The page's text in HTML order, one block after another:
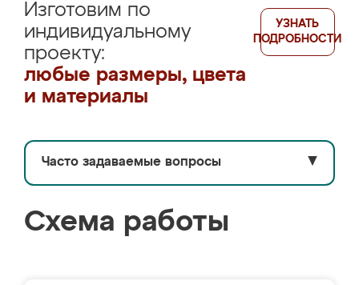
Изготовим по
индивидуальному
проекту:
любые размеры, цвета
и материалы
УЗНАТЬ
ПОДРОБНОСТИ
Часто задаваемые вопросы ▼
Схема работы